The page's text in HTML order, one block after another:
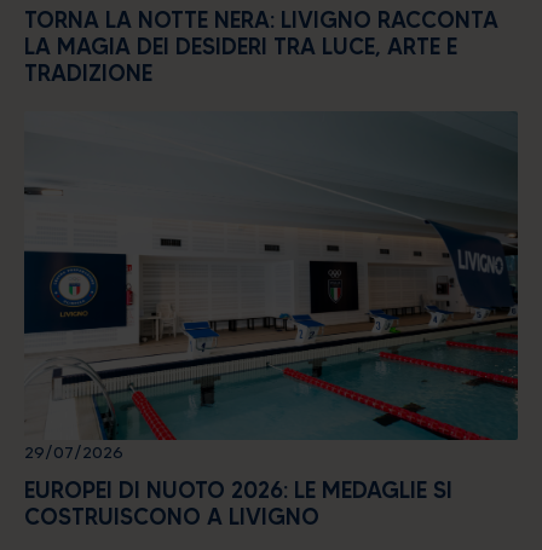
TORNA LA NOTTE NERA: LIVIGNO RACCONTA
LA MAGIA DEI DESIDERI TRA LUCE, ARTE E
TRADIZIONE
29/07/2026
EUROPEI DI NUOTO 2026: LE MEDAGLIE SI
COSTRUISCONO A LIVIGNO